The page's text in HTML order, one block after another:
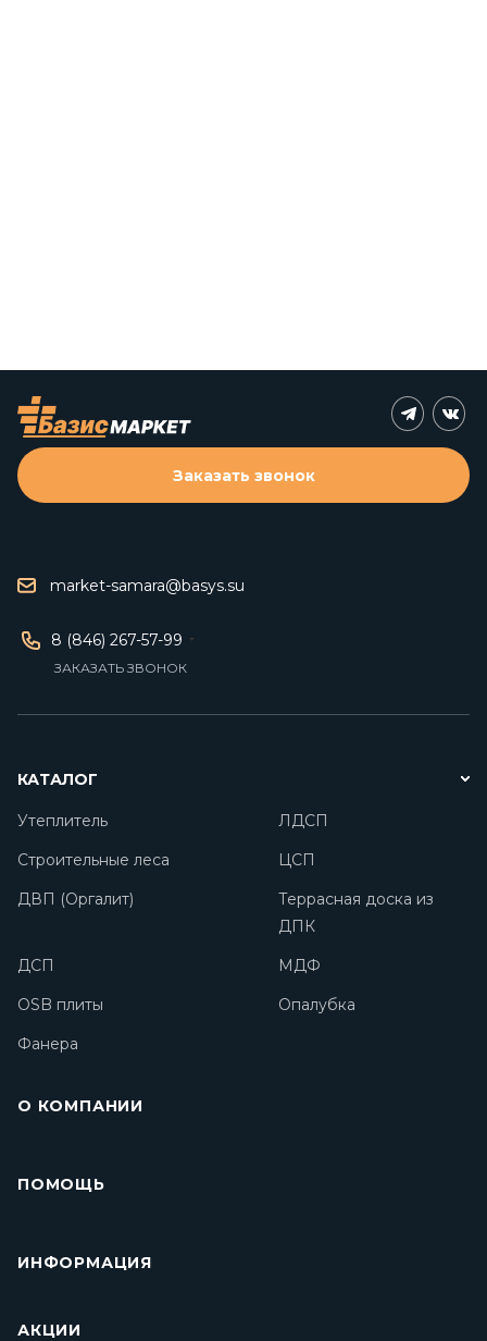
market-samara@basys.su
8 (846) 267-57-99
ЗАКАЗАТЬ ЗВОНОК
Заказать звонок
КАТАЛОГ
Утеплитель
ЛДСП
Строительные леса
ЦСП
ДВП (Оргалит)
Террасная доска из
ДПК
ДСП
МДФ
OSB плиты
Опалубка
Фанера
О КОМПАНИИ
ПОМОЩЬ
ИНФОРМАЦИЯ
АКЦИИ